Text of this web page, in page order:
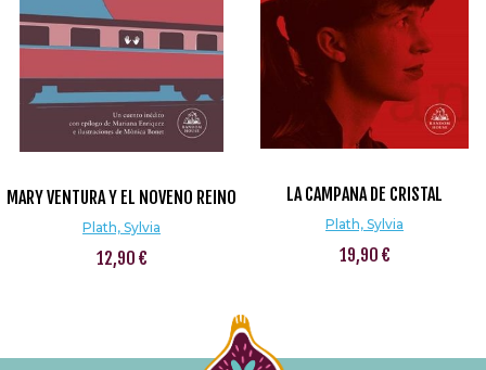
MARY VENTURA Y EL NOVENO REINO
Plath, Sylvia
12,90 €
LA CAMPANA DE CRISTAL
Plath, Sylvia
19,90 €